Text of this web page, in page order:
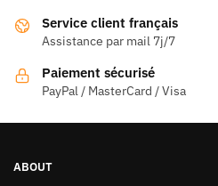
la
du
produit
Service client français
Assistance par mail 7j/7
Paiement sécurisé
PayPal / MasterCard / Visa
ABOUT